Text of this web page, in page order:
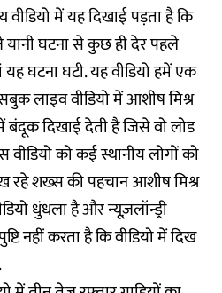
वीडियो में यह दिखाई पड़ता है कि
यानी घटना से कुछ ही देर पहले
घटना घटी. यह वीडियो हमें एक
लाइव वीडियो में आशीष मिश्र
दिखाई देती है जिसे वो लोड
को कई स्थानीय लोगों को
रहे शख्स की पहचान आशीष मिश्र
धुंधला है और न्यूज़लॉन्ड्री
नहीं करता है कि वीडियो में दिख